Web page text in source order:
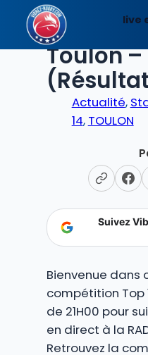
contenu
EN DIRECT
Toulon
Actualité,
14, TOULON
Suivez
Bienvenue dans
compétition Top
de 21H00 pour
en direct à la
Retrouvez la
live